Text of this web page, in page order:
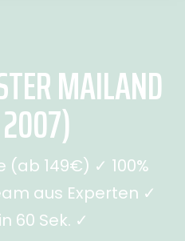
MAILAND
(ab 149€) ✓ 100%
aus Experten ✓
60 Sek. ✓